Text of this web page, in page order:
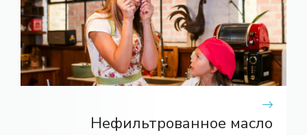
Нефильтрованное масло